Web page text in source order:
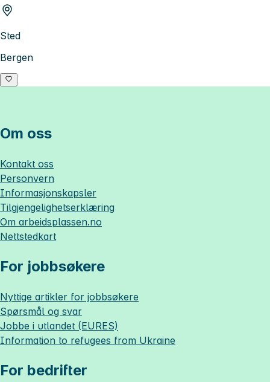
Sted
Bergen
Om oss
Kontakt oss
Personvern
Informasjonskapsler
Tilgjengelighetserklæring
Om arbeidsplassen.no
Nettstedkart
For jobbsøkere
Nyttige artikler for jobbsøkere
Spørsmål og svar
Jobbe i utlandet (EURES)
Information to refugees from Ukraine
For bedrifter